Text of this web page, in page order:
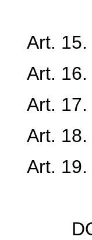
Art. 15.
Art. 16.
Art. 17.
Art. 18.
Art. 19.